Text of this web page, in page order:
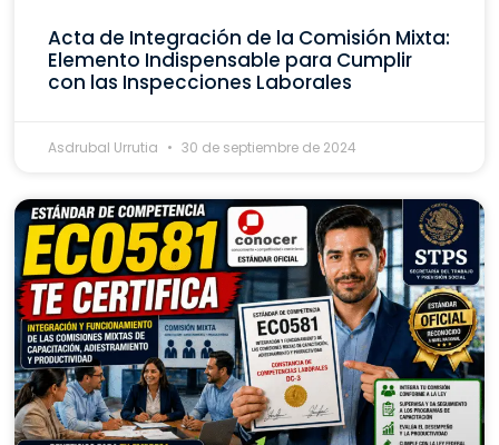
Acta de Integración de la Comisión Mixta:
Elemento Indispensable para Cumplir
con las Inspecciones Laborales
Asdrubal Urrutia 30 de septiembre de 2024